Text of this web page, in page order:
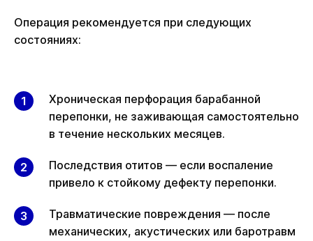
Операция рекомендуется при следующих
состояниях:
Хроническая перфорация барабанной
перепонки, не заживающая самостоятельно
в течение нескольких месяцев.
Последствия отитов — если воспаление
привело к стойкому дефекту перепонки.
Травматические повреждения — после
механических, акустических или баротравм